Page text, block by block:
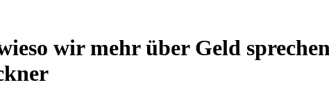
wir mehr über Geld